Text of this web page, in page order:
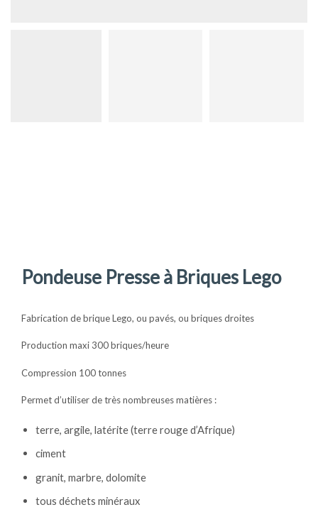
Pondeuse Presse à Briques Lego
Fabrication de brique Lego, ou pavés, ou briques droites
Production maxi 300 briques/heure
Compression 100 tonnes
Permet d’utiliser de très nombreuses matières :
terre, argile, latérite (terre rouge d’Afrique)
ciment
granit, marbre, dolomite
tous déchets minéraux